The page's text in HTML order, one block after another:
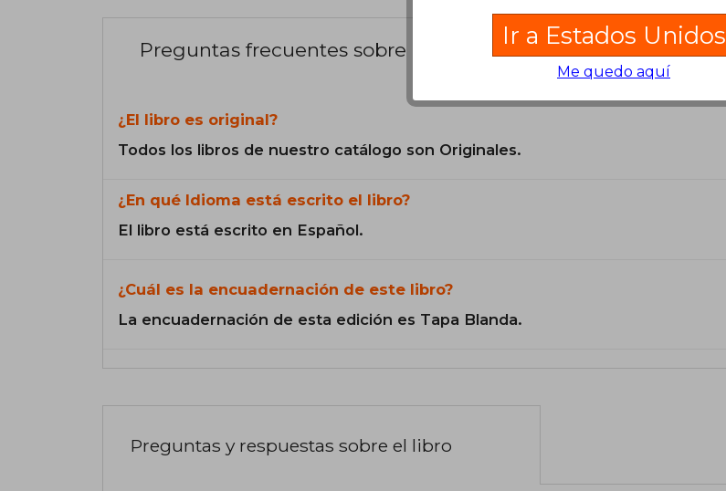
Preguntas frecuentes sobre el libro
¿El libro es original?
Todos los libros de nuestro catálogo son Originales.
¿En qué Idioma está escrito el libro?
El libro está escrito en Español.
¿Cuál es la encuadernación de este libro?
La encuadernación de esta edición es Tapa Blanda.
Preguntas y respuestas sobre el libro
Ir a Estados Unidos
Me quedo aquí